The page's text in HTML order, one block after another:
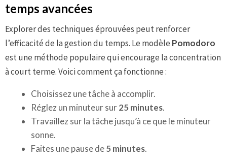
temps avancées
Explorer des techniques éprouvées peut renforcer
l’efficacité de la gestion du temps. Le modèle Pomodoro
est une méthode populaire qui encourage la concentration
à court terme. Voici comment ça fonctionne :
Choisissez une tâche à accomplir.
Réglez un minuteur sur25 minutes.
Travaillez sur la tâche jusqu’à ce que le minuteur
sonne.
Faites une pause de5 minutes.